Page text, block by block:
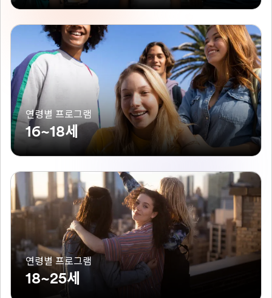
연령별 프로그램
16~18세
연령별 프로그램
18~25세